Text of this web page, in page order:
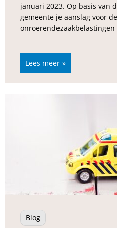
januari 2023. Op basis van
gemeente je aanslag voor de
Lees meer »
Blog